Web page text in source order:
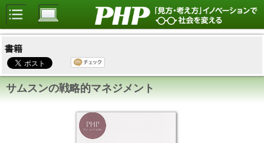
書籍
サムスンの戦略的マネジメント